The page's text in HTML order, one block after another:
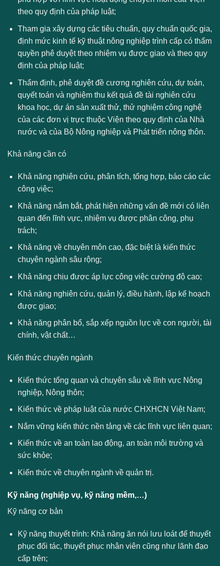
theo quy định của pháp luật;
Tham gia xây dựng các tiêu chuẩn, quy chuẩn quốc gia,
định mức kinh tế kỹ thuật nông nghiệp trình cấp có thẩm
quyền phê duyệt theo nhiệm vụ được giao và theo quy
định của pháp luật;
Thẩm định, phê duyệt đề cương nghiên cứu, dự toán,
quyết toán và nghiệm thu kết quả đề tài nghiên cứu
khoa học, dự án sản xuất thử, thử nghiệm công nghệ
của các đơn vị trực thuộc Viện theo quy định của Nhà
nước và của Bộ Nông nghiệp và Phát triển nông thôn.
Khả năng cần có
Khả năng nghiên cứu, phân tích, tổng hợp, báo cáo các
công việc;
Khả năng nắm bắt, phát hiện những vấn đề mới có liên
quan đến lĩnh vực, nhiệm vụ được phân công, phụ
trách;
Khả năng về chuyên môn cao, đặc biệt là kiến thức
chuyên ngành sâu rộng;
Khả năng chịu được áp lực công việc cường độ cao;
Khả năng nghiên cứu, quản lý, điều hành, lập kế hoạch
được giao;
Khả năng phân bổ, sắp xếp nguồn lực về con người, tài
chính, vật chất…
Kiến thức chuyên ngành
Kiến thức tổng quan và chuyên sâu về lĩnh vực Nông
nghiệp, Nông thôn;
Kiến thức về pháp luật của nước CHXHCN Việt Nam;
Nắm vững kiến thức nền tảng về các lĩnh vực liên quan;
Kiến thức về an toàn lao động, an toàn môi trường và
sức khỏe;
Kiến thức về chuyên ngành về quản trị.
Kỹ năng (nghiệp vụ, kỹ năng mềm,…)
Kỹ năng cơ bản
Kỹ năng thuyết trình: Khả năng ăn nói lưu loát để thuyết
phục đối tác, thuyết phục nhân viên cũng như lãnh đạo
cấp trên;